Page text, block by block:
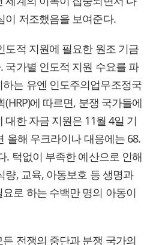
이 저조했음을 보여준다.
도적 지원에 필요한 원조 기금
국가별 인도적 지원 수요를 파
는 유엔 인도주의업무조정국
에 따르면, 분쟁 국가들에
대한 자금 지원은 11월 4일 기
올해 우크라이나 대응에는 68.
. 턱없이 부족한 예산으로 인해
량, 교육, 아동보호 등 생명과
로 하는 수백만 명의 아동이
전쟁의 중단과 분쟁 국가의